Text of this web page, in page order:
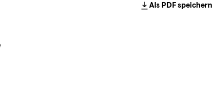
Als PDF speichern